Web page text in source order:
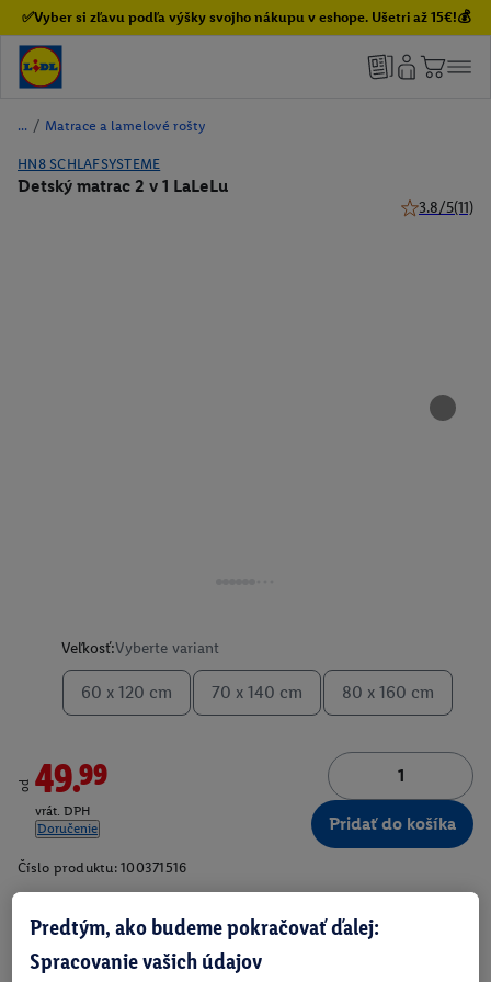
✅Vyber si zľavu podľa výšky svojho nákupu v eshope. Ušetri až 15€!💰
/ Matrace a lamelové rošty
HN8 SCHLAFSYSTEME
Detský matrac 2 v 1 LaLeLu
3.8/5(11)
Veľkosť:Vyberte variant
60 x 120 cm 70 x 140 cm 80 x 160 cm
od 49.99
vrát. DPH
Doručenie
Pridať do košíka
Číslo produktu: 100371516
O produkte
Predtým, ako budeme pokračovať ďalej:
Spracovanie vašich údajov